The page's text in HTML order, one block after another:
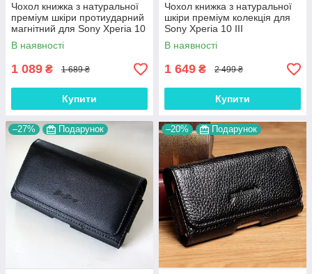
Чохол книжка з натуральної
преміум шкіри протиударний
магнітний для Sony Xperia 10
III "CROCODILE"
В наявності
1 089 ₴ 1 689 ₴
Купити
Чохол книжка з натуральної
шкіри преміум колекція для
Sony Xperia 10 III
"SIGNATURE"
В наявності
1 649 ₴ 2 499 ₴
Купити
–27% Подарунок –20% Подарунок